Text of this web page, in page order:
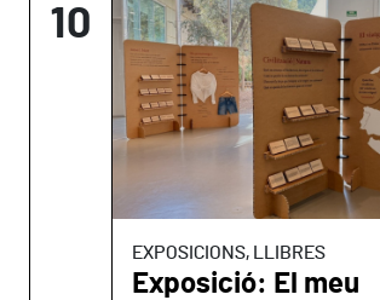
10
EXPOSICIONS, LLIBRES
Exposició: El meu